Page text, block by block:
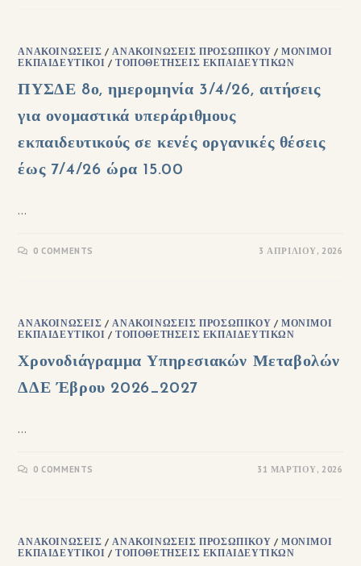
ΑΝΑΚΟΙΝΏΣΕΙΣ /ΑΝΑΚΟΙΝΏΣΕΙΣ ΠΡΟΣΩΠΙΚΟΎ /ΜΌΝΙΜΟΙ
ΕΚΠΑΙΔΕΥΤΙΚΟΊ /ΤΟΠΟΘΕΤΉΣΕΙΣ ΕΚΠΑΙΔΕΥΤΙΚΏΝ
ΠΥΣΔΕ 8ο, ημερομηνία 3/4/26, αιτήσεις
για ονομαστικά υπεράριθμους
εκπαιδευτικούς σε κενές οργανικές θέσεις
έως 7/4/26 ώρα 15.00
…
0 COMMENTS 3 ΑΠΡΙΛΊΟΥ, 2026
ΑΝΑΚΟΙΝΏΣΕΙΣ /ΑΝΑΚΟΙΝΏΣΕΙΣ ΠΡΟΣΩΠΙΚΟΎ /ΜΌΝΙΜΟΙ
ΕΚΠΑΙΔΕΥΤΙΚΟΊ /ΤΟΠΟΘΕΤΉΣΕΙΣ ΕΚΠΑΙΔΕΥΤΙΚΏΝ
Χρονοδιάγραμμα Υπηρεσιακών Μεταβολών
ΔΔΕ Έβρου 2026_2027
…
0 COMMENTS 31 ΜΑΡΤΊΟΥ, 2026
ΑΝΑΚΟΙΝΏΣΕΙΣ /ΑΝΑΚΟΙΝΏΣΕΙΣ ΠΡΟΣΩΠΙΚΟΎ /ΜΌΝΙΜΟΙ
ΕΚΠΑΙΔΕΥΤΙΚΟΊ /ΤΟΠΟΘΕΤΉΣΕΙΣ ΕΚΠΑΙΔΕΥΤΙΚΏΝ